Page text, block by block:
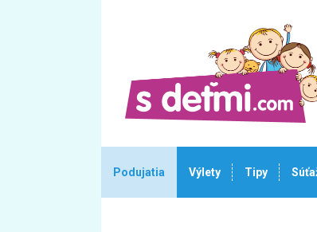
Podujatia Výlety Tipy